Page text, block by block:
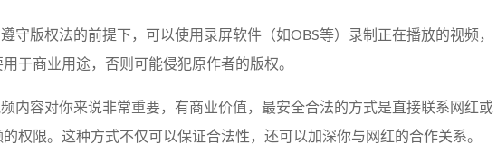
守版权法的前提下，可以使用录屏软件（如OBS等）录制正在播放的视频，
于商业用途，否则可能侵犯原作者的版权。
内容对你来说非常重要，有商业价值，最安全合法的方式是直接联系网红或
权限。这种方式不仅可以保证合法性，还可以加深你与网红的合作关系。